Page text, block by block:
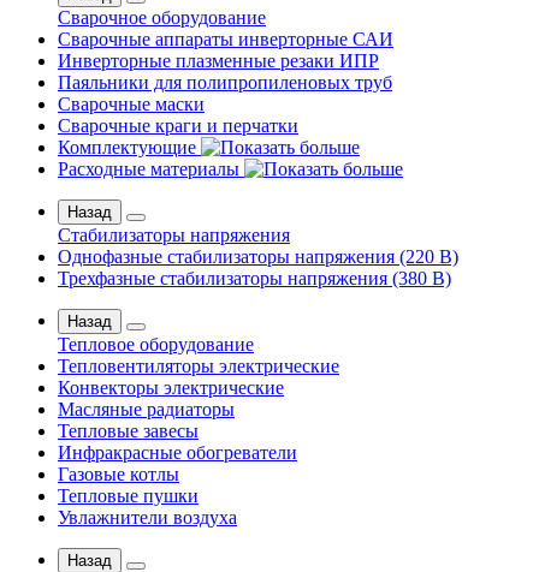
Сварочное оборудование
Сварочные аппараты инверторные САИ
Инверторные плазменные резаки ИПР
Паяльники для полипропиленовых труб
Сварочные маски
Сварочные краги и перчатки
Комплектующие
Расходные материалы
Назад
Стабилизаторы напряжения
Однофазные стабилизаторы напряжения (220 В)
Трехфазные стабилизаторы напряжения (380 В)
Назад
Тепловое оборудование
Тепловентиляторы электрические
Конвекторы электрические
Масляные радиаторы
Тепловые завесы
Инфракрасные обогреватели
Газовые котлы
Тепловые пушки
Увлажнители воздуха
Назад